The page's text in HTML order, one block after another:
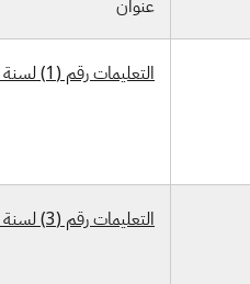
عنوان
التعليمات رقم (1) لسنة 2001 بشأن استحداث مديرية الحاسبة الإلكترونية في مديرية البلديات العامة
التعليمات رقم (3) لسنة 2001 بشأن تنظيم براءة الاختراع والنماذج الصناعية